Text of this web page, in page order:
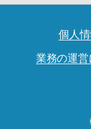
個人
業務の運